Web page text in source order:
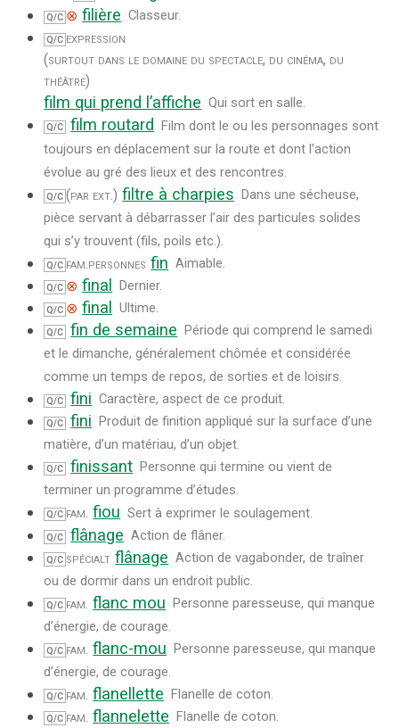
Q/C ⊗ filière Classeur.
Q/C expression
(surtout dans le domaine du spectacle, du cinéma, du
théâtre)
film qui prend l’affiche Qui sort en salle.
Q/C film routard Film dont le ou les personnages sont
toujours en déplacement sur la route et dont l’action
évolue au gré des lieux et des rencontres.
Q/C (par ext.) filtre à charpies Dans une sécheuse,
pièce servant à débarrasser l’air des particules solides
qui s’y trouvent (fils, poils etc.).
Q/C fam. personnes fin Aimable.
Q/C ⊗ final Dernier.
Q/C ⊗ final Ultime.
Q/C fin de semaine Période qui comprend le samedi
et le dimanche, généralement chômée et considérée
comme un temps de repos, de sorties et de loisirs.
Q/C fini Caractère, aspect de ce produit.
Q/C fini
Produit de finition appliqué sur la surface d’une
matière, d’un matériau, d’un objet.
Q/C finissant Personne qui termine ou vient de
terminer un programme d’études.
Q/C fam. fiou Sert à exprimer le soulagement.
Q/C flânage Action de flâner.
Q/C spécialt flânage Action de vagabonder, de traîner
ou de dormir dans un endroit public.
Q/C fam. flanc mou Personne paresseuse, qui manque
d’énergie, de courage.
Q/C fam. flanc-mou Personne paresseuse, qui manque
d’énergie, de courage.
Q/C fam. flanellette Flanelle de coton.
Q/C fam. flannelette Flanelle de coton.